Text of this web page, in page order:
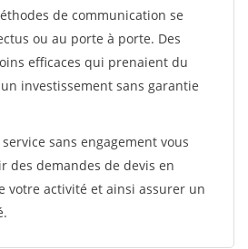
de communication se
ou au porte à porte. Des
efficaces qui prenaient du
investissement sans garantie
sans engagement vous
des demandes de devis en
votre activité et ainsi assurer un